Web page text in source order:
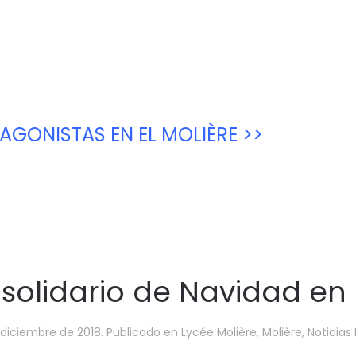
EN EL MOLIÈRE >>
de Navidad en
de 2018. Publicado en Lycée Molière, Molière, Noticias